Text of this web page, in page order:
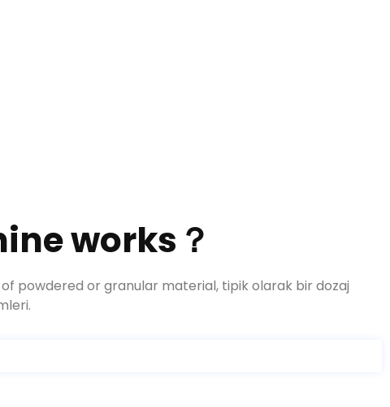
works？
powdered or granular material, tipik olarak bir dozaj